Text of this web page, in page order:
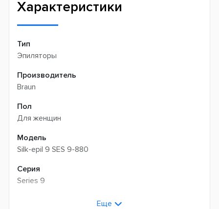
Характеристики
Тип
Эпиляторы
Производитель
Braun
Пол
Для женщин
Модель
Silk-epil 9 SES 9-880
Серия
Series 9
Еще